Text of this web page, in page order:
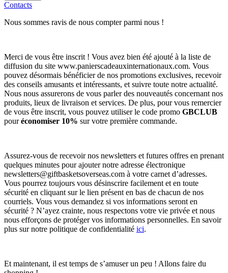
Contacts
Nous sommes ravis de nous compter parmi nous !
Merci de vous être inscrit ! Vous avez bien été ajouté à la liste de
diffusion du site www.panierscadeauxinternationaux.com. Vous
pouvez désormais bénéficier de nos promotions exclusives, recevoir
des conseils amusants et intéressants, et suivre toute notre actualité.
Nous nous assurerons de vous parler des nouveautés concernant nos
produits, lieux de livraison et services. De plus, pour vous remercier
de vous être inscrit, vous pouvez utiliser le code promo GBCLUB
pouréconomiser 10% sur votre première commande.
Assurez-vous de recevoir nos newsletters et futures offres en prenant
quelques minutes pour ajouter notre adresse électronique
newsletters@giftbasketsoverseas.com à votre carnet d’adresses.
Vous pourrez toujours vous désinscrire facilement et en toute
sécurité en cliquant sur le lien présent en bas de chacun de nos
courriels. Vous vous demandez si vos informations seront en
sécurité ? N’ayez crainte, nous respectons votre vie privée et nous
nous efforçons de protéger vos informations personnelles. En savoir
plus sur notre politique de confidentialité ici.
Et maintenant, il est temps de s’amuser un peu ! Allons faire du